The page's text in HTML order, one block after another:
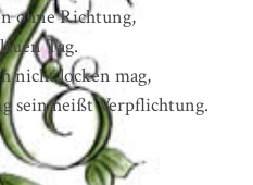
ohne Richtung,
Tag.
nicht locken mag,
sein heißt Verpflichtung.